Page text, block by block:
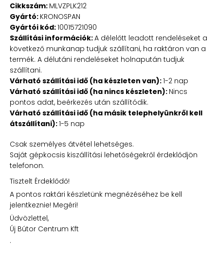
Cikkszám: MLVZPLK212
Gyártó: KRONOSPAN
Gyártói kód:10015721090
Szállítási információk:A délelőtt leadott rendeléseket a
következő munkanap tudjuk szállítani, ha raktáron van a
termék. A délutáni rendeléseket holnapután tudjuk
szállítani.
Várható szállítási idő (ha készleten van):1-2 nap
Várható szállítási idő (ha nincs készleten): Nincs
pontos adat, beérkezés után szállítódik.
Várható szállítási idő (ha másik telephelyünkről kell
átszállítani):1-5 nap
Csak személyes átvétel lehetséges.
Saját gépkocsis kiszállítási lehetőségekről érdeklődjön
telefonon.
Tisztelt Érdeklődő!
A pontos raktári készletünk megnézéséhez be kell
jelentkeznie! Megéri!
Üdvözlettel,
Új Bútor Centrum Kft
.